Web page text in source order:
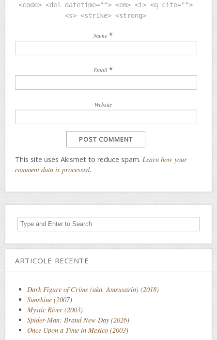
<code> <del datetime=""> <em> <i> <q cite="">
<s> <strike> <strong>
Name *
Email *
Website
This site uses Akismet to reduce spam. Learn how your
comment data is processed.
ARTICOLE RECENTE
Dark Figure of Crime (aka. Amsusarin) (2018)
Sunshine (2007)
Mystic River (2003)
Spider-Man: Brand New Day (2026)
Once Upon a Time in Mexico (2003)